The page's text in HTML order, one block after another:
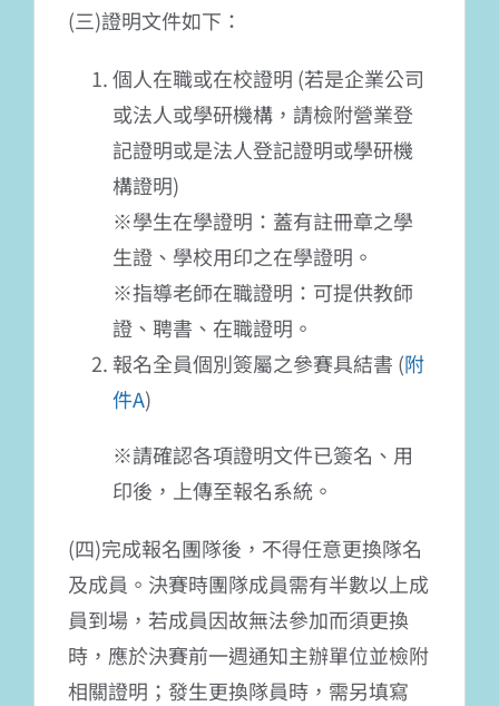
(三)證明文件如下：
個人在職或在校證明 (若是企業公司
或法人或學研機構，請檢附營業登
記證明或是法人登記證明或學研機
構證明)
※學生在學證明：蓋有註冊章之學
生證、學校用印之在學證明。
※指導老師在職證明：可提供教師
證、聘書、在職證明。
報名全員個別簽屬之參賽具結書 (附
件A)
※請確認各項證明文件已簽名、用
印後，上傳至報名系統。
(四)完成報名團隊後，不得任意更換隊名
及成員。決賽時團隊成員需有半數以上成
員到場，若成員因故無法參加而須更換
時，應於決賽前一週通知主辦單位並檢附
相關證明；發生更換隊員時，需另填寫